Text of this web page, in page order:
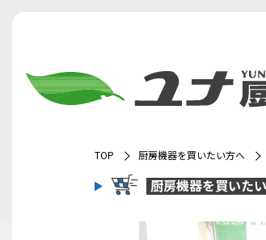
TOP 厨房機器を買いたい方へ
厨房機器を買いた